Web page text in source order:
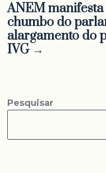
ANEM
chumbo do
alargamento do
IVG →
Pesquisar